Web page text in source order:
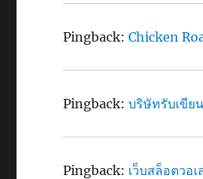
Pingback:Chicken
Pingback:บริษัทรับเขีย
Pingback: เว็บสล็อตวอ